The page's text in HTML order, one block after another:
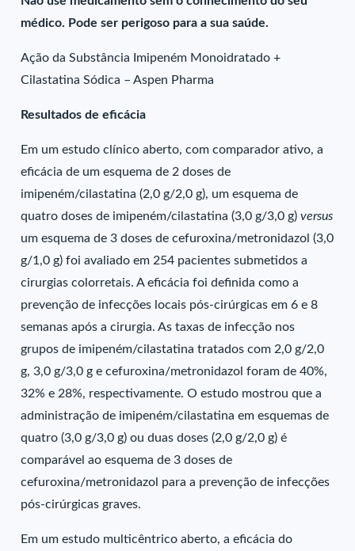
médico. Pode ser perigoso para a sua saúde.
Ação da Substância Imipeném Monoidratado +
Cilastatina Sódica – Aspen Pharma
Resultados de eficácia
Em um estudo clínico aberto, com comparador ativo, a
eficácia de um esquema de 2 doses de
imipeném/cilastatina (2,0 g/2,0 g), um esquema de
quatro doses de imipeném/cilastatina (3,0 g/3,0 g)versus
um esquema de 3 doses de cefuroxina/metronidazol (3,0
g/1,0 g) foi avaliado em 254 pacientes submetidos a
cirurgias colorretais. A eficácia foi definida como a
prevenção de infecções locais pós-cirúrgicas em 6 e 8
semanas após a cirurgia. As taxas de infecção nos
grupos de imipeném/cilastatina tratados com 2,0 g/2,0
g, 3,0 g/3,0 g e cefuroxina/metronidazol foram de 40%,
32% e 28%, respectivamente. O estudo mostrou que a
administração de imipeném/cilastatina em esquemas de
quatro (3,0 g/3,0 g) ou duas doses (2,0 g/2,0 g) é
comparável ao esquema de 3 doses de
cefuroxina/metronidazol para a prevenção de infecções
pós-cirúrgicas graves.
Em um estudo multicêntrico aberto, a eficácia do